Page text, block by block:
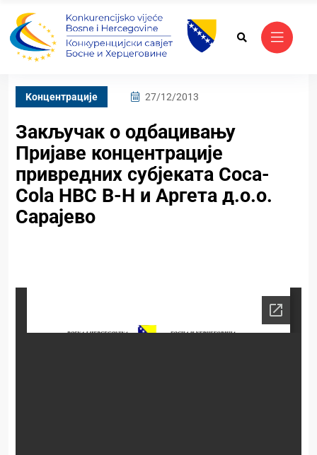
Kонцентрације 27/12/2013
Закључак о одбацивању
Пријаве концентрације
привредних субјекaта Coca-
Cola HBC B-H и Аргета д.о.о.
Сарајево